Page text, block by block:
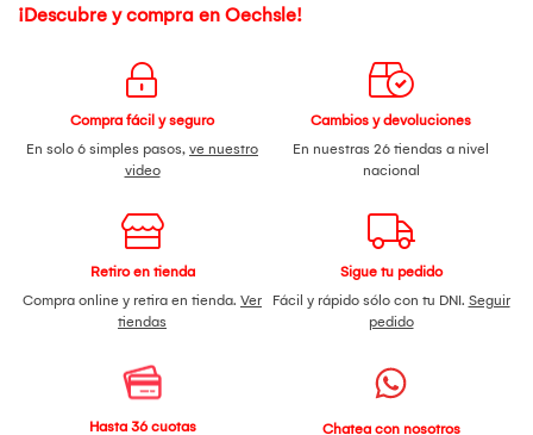
¡Descubre y compra en Oechsle!
Compra fácil y seguro
En solo 6 simples pasos, ve nuestro
video
Cambios y devoluciones
En nuestras 26 tiendas a nivel
nacional
Retiro en tienda
Compra online y retira en tienda. Ver
tiendas
Sigue tu pedido
Fácil y rápido sólo con tu DNI. Seguir
pedido
Hasta 36 cuotas
Chatea con nosotros